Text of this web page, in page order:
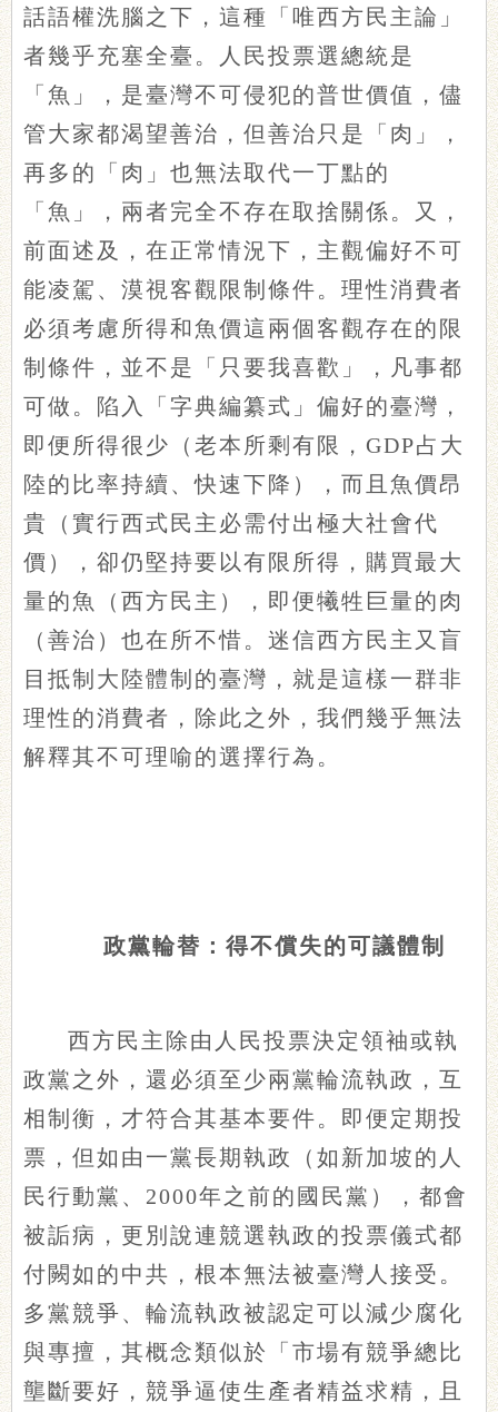
話語權洗腦之下，這種「唯西方民主論」
者幾乎充塞全臺。人民投票選總統是
「魚」，是臺灣不可侵犯的普世價值，儘
管大家都渴望善治，但善治只是「肉」，
再多的「肉」也無法取代一丁點的
「魚」，兩者完全不存在取捨關係。又，
前面述及，在正常情況下，主觀偏好不可
能凌駕、漠視客觀限制條件。理性消費者
必須考慮所得和魚價這兩個客觀存在的限
制條件，並不是「只要我喜歡」，凡事都
可做。陷入「字典編纂式」偏好的臺灣，
即便所得很少（老本所剩有限，GDP占大
陸的比率持續、快速下降），而且魚價昂
貴（實行西式民主必需付出極大社會代
價），卻仍堅持要以有限所得，購買最大
量的魚（西方民主），即便犧牲巨量的肉
（善治）也在所不惜。迷信西方民主又盲
目抵制大陸體制的臺灣，就是這樣一群非
理性的消費者，除此之外，我們幾乎無法
解釋其不可理喻的選擇行為。
政黨輪替：得不償失的可議體制
西方民主除由人民投票決定領袖或執
政黨之外，還必須至少兩黨輪流執政，互
相制衡，才符合其基本要件。即便定期投
票，但如由一黨長期執政（如新加坡的人
民行動黨、2000年之前的國民黨），都會
被詬病，更別說連競選執政的投票儀式都
付闕如的中共，根本無法被臺灣人接受。
多黨競爭、輪流執政被認定可以減少腐化
與專擅，其概念類似於「市場有競爭總比
壟斷要好，競爭逼使生產者精益求精，且